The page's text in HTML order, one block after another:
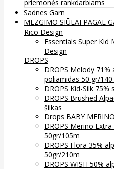
priemonės rankdarbiams
Sadnes Garn
MEZGIMO SIŪLAI PAGAL
Rico Design
Essentials Super Kid
Design
DROPS
DROPS Melody 71%
poliamidas 50 gr/140
DROPS Kid-Silk
DROPS Brushed
šilkas
Drops BABY
DROPS Merino
50gr/105m
DROPS Flora 35%
50gr/210m
DROPS WISH 50%